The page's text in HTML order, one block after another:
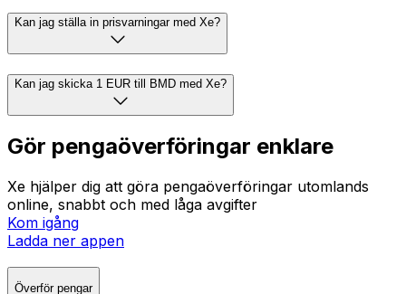
Kan jag ställa in prisvarningar med Xe?
Kan jag skicka 1 EUR till BMD med Xe?
Gör pengaöverföringar enklare
Xe hjälper dig att göra pengaöverföringar utomlands
online, snabbt och med låga avgifter
Kom igång
Ladda ner appen
Överför pengar